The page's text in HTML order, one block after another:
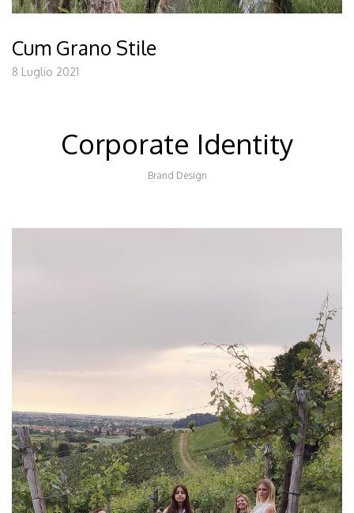
Cum Grano Stile
8 Luglio 2021
Corporate Identity
Brand Design